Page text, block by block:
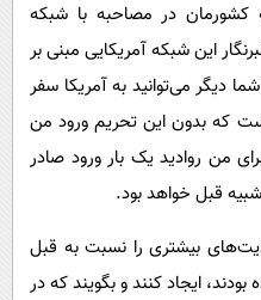
کشورمان در مصاحبه با شبکه
این شبکه آمریکایی مبنی بر
دیگر می‌توانید به آمریکا سفر
که بدون این تحریم ورود من
من روادید یک بار ورود صادر
شبیه قبل خواهد بود.
بیشتری را نسبت به قبل
ایجاد کنند و بگویند که در